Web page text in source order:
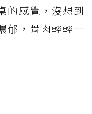
的感覺，沒想到
郁，骨肉輕輕一